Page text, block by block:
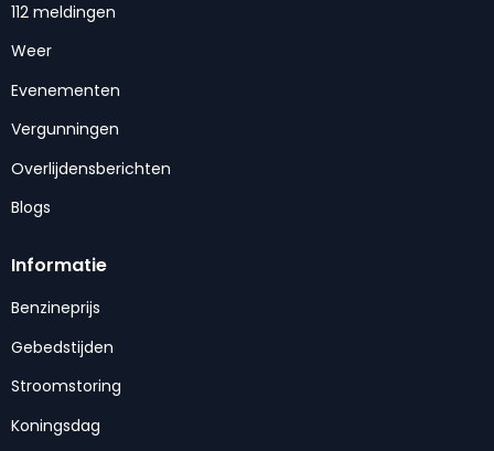
112 meldingen
Weer
Evenementen
Vergunningen
Overlijdensberichten
Blogs
Informatie
Benzineprijs
Gebedstijden
Stroomstoring
Koningsdag